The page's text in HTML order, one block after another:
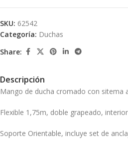
SKU: 62542
Categoría: Duchas
Share:
Descripción
Mango de ducha cromado con sitema
Flexible 1,75m, doble grapeado,
Soporte Orientable, incluye set de